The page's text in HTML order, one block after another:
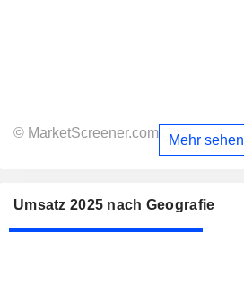
© MarketScreener.com Mehr sehen
Umsatz 2025 nach Geografie